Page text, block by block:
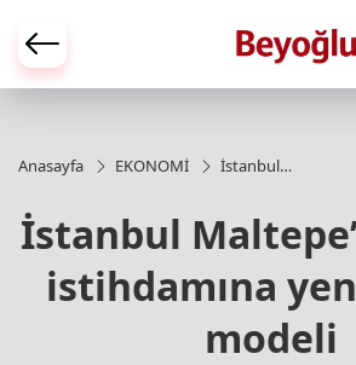
Anasayfa EKONOMİ
İstanbul
istihdamına
yeni teşvik
modeli
İstanbul
istihdamına
modeli